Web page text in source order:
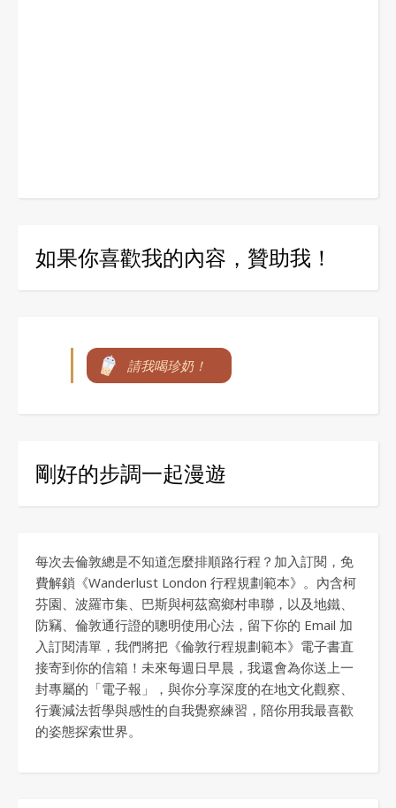
如果你喜歡我的內容，贊助我！
請我喝珍奶！
剛好的步調一起漫遊
每次去倫敦總是不知道怎麼排順路行程？加入訂閱，免
費解鎖《Wanderlust London 行程規劃範本》。內含柯
芬園、波羅市集、巴斯與柯茲窩鄉村串聯，以及地鐵、
防竊、倫敦通行證的聰明使用心法，留下你的 Email 加
入訂閱清單，我們將把《倫敦行程規劃範本》電子書直
接寄到你的信箱！未來每週日早晨，我還會為你送上一
封專屬的「電子報」，與你分享深度的在地文化觀察、
行囊減法哲學與感性的自我覺察練習，陪你用我最喜歡
的姿態探索世界。